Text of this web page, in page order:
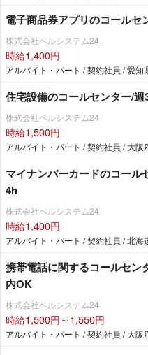
電子商品券アプリのコールセ
株式会社ベルシステム24
時給1,400円
アルバイト・パート / 契約社員 / 愛知
住宅設備のコールセンター/
株式会社ベルシステム24
時給1,500円
アルバイト・パート / 契約社員 / 大阪
マイナンバーカードのコール
4h
株式会社ベルシステム24
時給1,400円
アルバイト・パート / 契約社員 / 北海
携帯電話に関するコールセン
内OK
株式会社ベルシステム24
時給1,500円～1,550円
アルバイト・パート / 契約社員 / 大阪